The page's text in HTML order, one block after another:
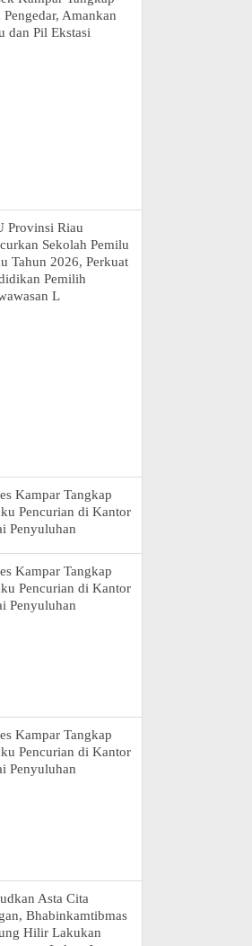
Pengedar, Amankan
dan Pil Ekstasi
Provinsi Riau
Sekolah Pemilu
Tahun 2026, Perkuat
Pemilih
L
Kampar Tangkap
Pencurian di Kantor
Penyuluhan
Kampar Tangkap
Pencurian di Kantor
Penyuluhan
Kampar Tangkap
Pencurian di Kantor
Penyuluhan
Asta Cita
Bhabinkamtibmas
Hilir Lakukan